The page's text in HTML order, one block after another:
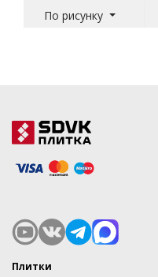
По рисунку
Плитки